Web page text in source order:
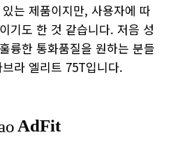
는 제품이지만, 사용자에 따
기도 한 것 같습니다. 저음 성
륭한 통화품질을 원하는 분들
라 엘리트 75T입니다.